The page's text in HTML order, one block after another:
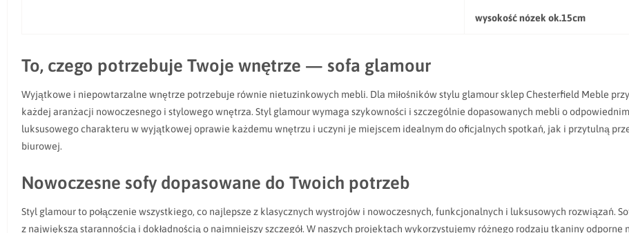
wysokość nózek ok.15cm
To, czego potrzebuje Twoje wnętrze — sofa glamour
Wyjątkowe i niepowtarzalne wnętrze potrzebuje równie nietuzinkowych mebli. Dla miłośników stylu glamour sklep Chesterfield Meble
każdej aranżacji nowoczesnego i stylowego wnętrza. Styl glamour wymaga szykowności i szczególnie dopasowanych mebli o
luksusowego charakteru w wyjątkowej oprawie każdemu wnętrzu i uczyni je miejscem idealnym do oficjalnych spotkań, jak i przytulną
biurowej.
Nowoczesne sofy dopasowane do Twoich potrzeb
Styl glamour to połączenie wszystkiego, co najlepsze z klasycznych wystrojów i nowoczesnych, funkcjonalnych i luksusowych rozwiązań.
z największą starannością i dokładnością o najmniejszy szczegół. W naszych projektach wykorzystujemy różnego rodzaju tkaniny odporne